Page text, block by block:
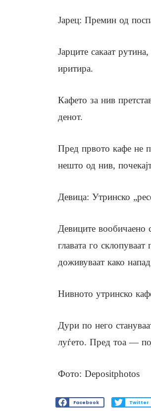
Јарец: Премин од
Јарците сакаат
иритира.
Кафето за нив
денот.
Пред првото кафе не
нешто од нив,
Девица: Утринско
Девиците вообичаено
главата го
доживуваат како
Нивното утринско
Дури по него
луѓето. Пред тоа —
Фото: Depositphotos
Facebook Twitter